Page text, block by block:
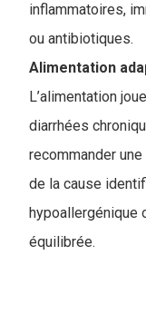
inflammatoires,
ou antibiotiques.
Alimentation
L’alimentation
diarrhées
recommander
de la cause
hypoallergénique
équilibrée.